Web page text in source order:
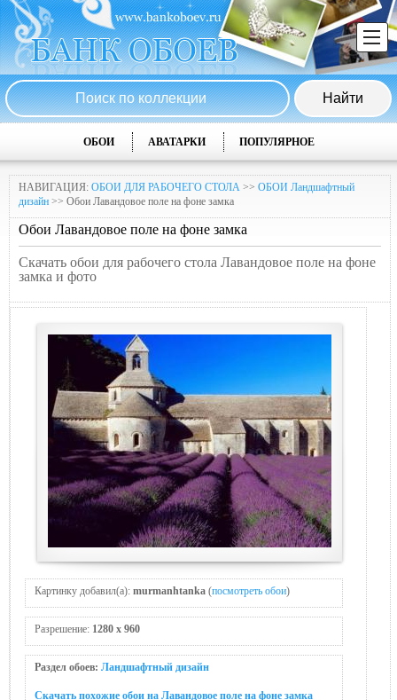
ОБОИ АВАТАРКИ ПОПУЛЯРНОЕ
НАВИГАЦИЯ: ОБОИ ДЛЯ РАБОЧЕГО СТОЛА >> ОБОИ Ландшафтный
дизайн >> Обои Лавандовое поле на фоне замка
Обои Лавандовое поле на фоне замка
Скачать обои для рабочего стола Лавандовое поле на фоне
замка и фото
Картинку добавил(а): murmanhtanka (посмотреть обои)
Разрешение: 1280 x 960
Раздел обоев: Ландшафтный дизайн
Скачать похожие обои на Лавандовое поле на фоне замка